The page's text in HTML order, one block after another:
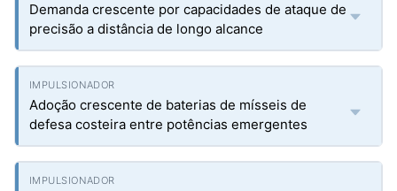
Demanda crescente por capacidades de ataque de
precisão a distância de longo alcance
Adoção crescente de baterias de mísseis de
defesa costeira entre potências emergentes